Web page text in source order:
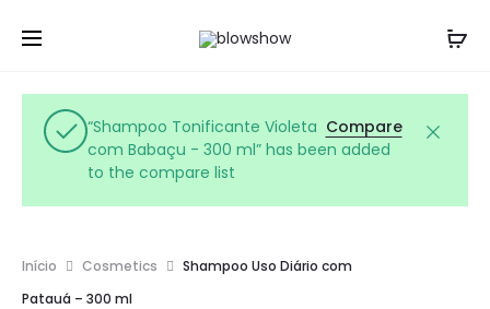
Compare
“Shampoo Tonificante Violeta
com Babaçu - 300 ml” has been added
to the compare list
Início Cosmetics
Shampoo Uso Diário com
Patauá – 300 ml